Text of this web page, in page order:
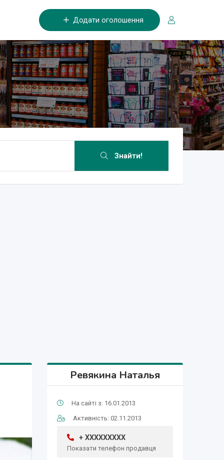
Додати оголошення
Знайти!
Ревякина Наталья
На сайті з: 16.01.2013
Активність: 02.11.2013
+ XXXXXXXXX
Показати телефон продавця